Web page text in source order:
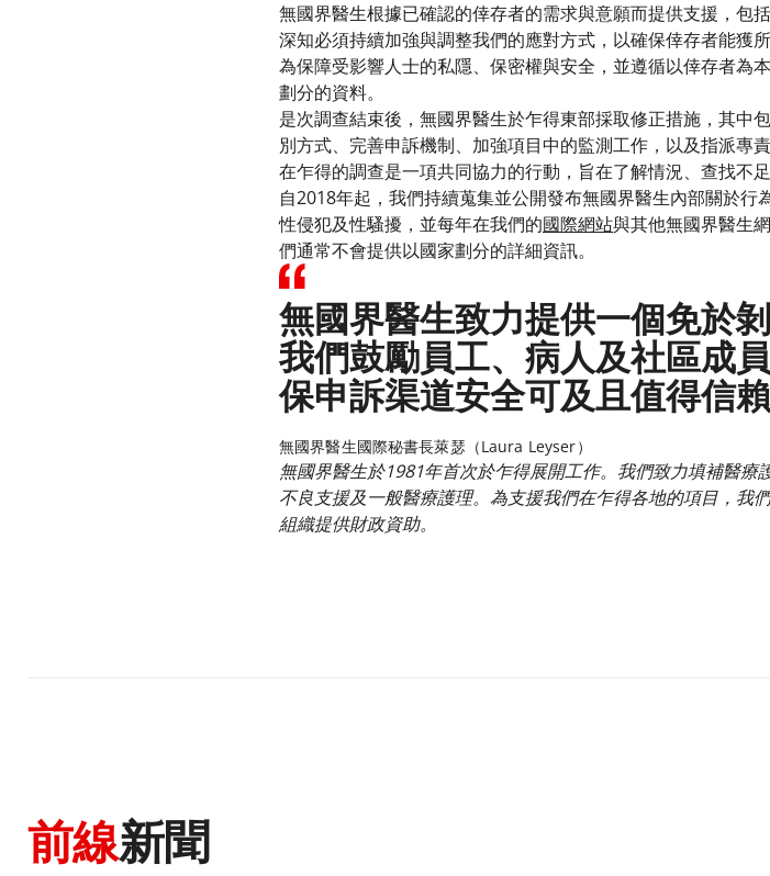
無國界醫生根據已確認的倖存者的需求與意願而提供支援，包
深知必須持續加強與調整我們的應對方式，以確保倖存者能獲所
為保障受影響人士的私隱、保密權與安全，並遵循以倖存者為
劃分的資料。
是次調查結束後，無國界醫生於乍得東部採取修正措施，其中
別方式、完善申訴機制、加強項目中的監測工作，以及指派專
在乍得的調查是一項共同協力的行動，旨在了解情況、查找不
自2018年起，我們持續蒐集並公開發布無國界醫生內部關於行
性侵犯及性騷擾，並每年在我們的國際網站與其他無國界醫生
們通常不會提供以國家劃分的詳細資訊。
無國界醫生致力提供一個免於
我們鼓勵員工、病人及社區成
保申訴渠道安全可及且值得信賴
無國界醫生國際秘書長萊瑟（Laura Leyser）
無國界醫生於1981年首次於乍得展開工作。我們致力填補醫
不良支援及一般醫療護理。為支援我們在乍得各地的項目，
組織提供財政資助。
前線新聞